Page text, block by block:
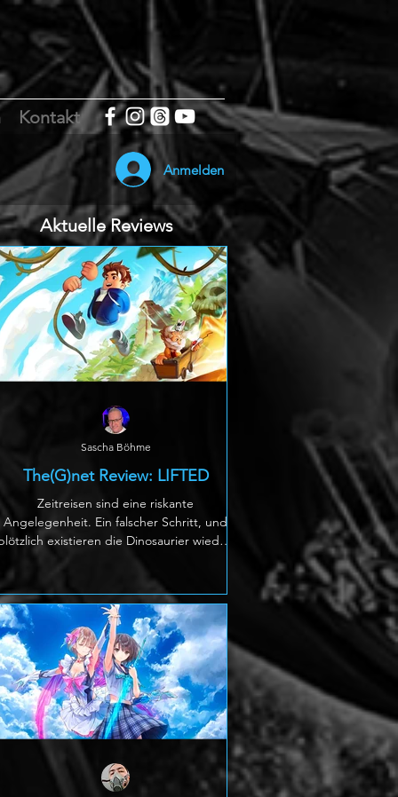
Kontakt
Anmelden
The(G)net Review: LIFTED
Zeitreisen sind eine riskante
Angelegenheit. Ein falscher Schritt, und
existieren die Dinosaurier wieder,
die Gegenwart wird von Robotern
beherrscht oder jemand hat dafür
gesorgt, dass es nie Videospiele gab. In
LIFTED fällt die Katastrophe etwas kleiner
aus: Die Geschichte bleibt intakt, dafür
funktioniert ausgerechnet ein
nicht immer so, wie es sollte.
Das farbenfrohe Abenteuer ist das Debüt
von Adventure Works, einem neuen
Studio, das vom ehemaligen D
Sascha Böhme
Aktuelle Reviews